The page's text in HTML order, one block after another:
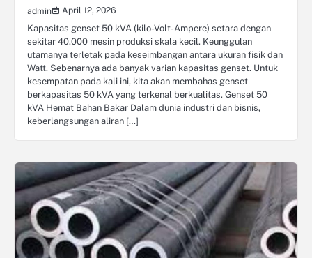
admin
April 12, 2026
Kapasitas genset 50 kVA (kilo-Volt-Ampere) setara dengan
sekitar 40.000 mesin produksi skala kecil. Keunggulan
utamanya terletak pada keseimbangan antara ukuran fisik dan
Watt. Sebenarnya ada banyak varian kapasitas genset. Untuk
kesempatan pada kali ini, kita akan membahas genset
berkapasitas 50 kVA yang terkenal berkualitas. Genset 50
kVA Hemat Bahan Bakar Dalam dunia industri dan bisnis,
keberlangsungan aliran […]